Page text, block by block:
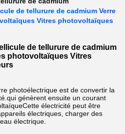
de tellurure de cadmium Verre
Vitres photovoltaïques
de tellurure de cadmium
photovoltaïques Vitres
photoélectrique est de convertir la
génèrent ensuite un courant
électricité peut être
électriques, charger des
électrique.